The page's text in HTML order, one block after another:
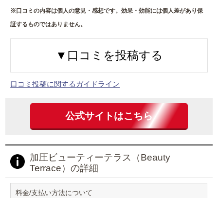
※口コミの内容は個人の意見・感想です。効果・効能には個人差があり保
証するものではありません。
▼口コミを投稿する
口コミ投稿に関するガイドライン
公式サイトはこちら
加圧ビューティーテラス（Beauty
Terrace）の詳細
料金/支払い方法について